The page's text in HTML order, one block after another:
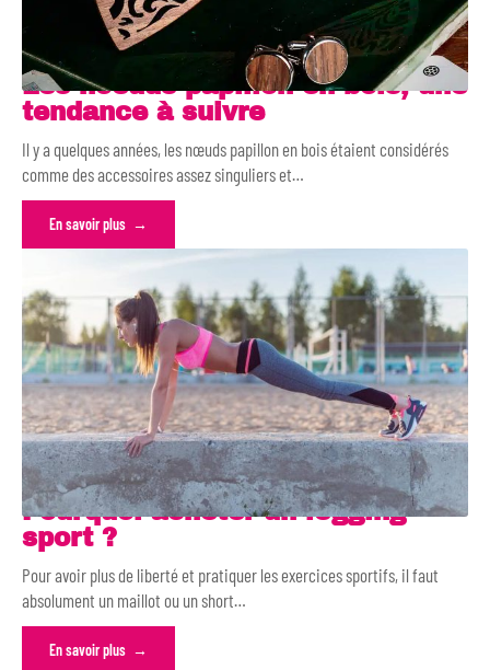
Les noeuds papillon en bois, une
tendance à suivre
Il y a quelques années, les nœuds papillon en bois étaient considérés
comme des accessoires assez singuliers et…
En savoir plus
Pourquoi acheter un legging
sport ?
Pour avoir plus de liberté et pratiquer les exercices sportifs, il faut
absolument un maillot ou un short…
En savoir plus